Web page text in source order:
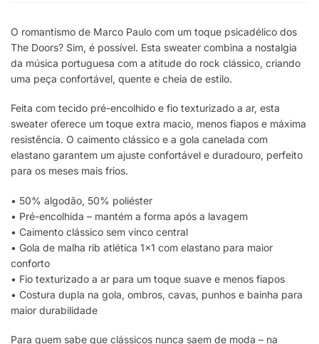
O romantismo de Marco Paulo com um toque psicadélico dos
The Doors? Sim, é possível. Esta sweater combina a nostalgia
da música portuguesa com a atitude do rock clássico, criando
uma peça confortável, quente e cheia de estilo.
Feita com tecido pré-encolhido e fio texturizado a ar, esta
sweater oferece um toque extra macio, menos fiapos e máxima
resistência. O caimento clássico e a gola canelada com
elastano garantem um ajuste confortável e duradouro, perfeito
para os meses mais frios.
• 50% algodão, 50% poliéster
• Pré-encolhida – mantém a forma após a lavagem
• Caimento clássico sem vinco central
• Gola de malha rib atlética 1×1 com elastano para maior
conforto
• Fio texturizado a ar para um toque suave e menos fiapos
• Costura dupla na gola, ombros, cavas, punhos e bainha para
maior durabilidade
Para quem sabe que clássicos nunca saem de moda – na